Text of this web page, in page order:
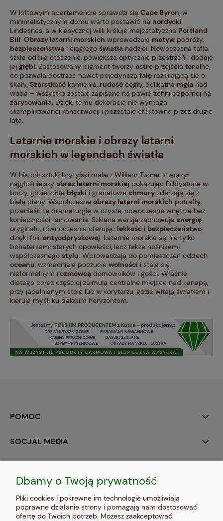
W loftowym apartamencie sprawdzi się Cape Byron, w
minimalistycznym domu warto postawić na nordycki
Lindesnes, a w klasycznej willi króluje majestatyczna Portland
Bill. Obrazy latarni morskich wprowadzają motyw podróży,
bezpieczeństwa i ciągłego światła nadziei. Nowoczesna tafla
szkła odbija otoczenie, powiększa optycznie przestrzeń i dodaje
jej głębi. Zastosowany pigment tworzy ostre przejścia tonalne,
co pozwala dostrzec nawet pojedynczą falę rozbijającą się o
skały. Szorstkość kamienia, rudość cegły, delikatna mgła nad
wodą – wszystko zostaje zapisane na powierzchni odpornej na
zarysowania. Dzięki temu dekoracja nie wymaga
skomplikowanej konserwacji i pozostaje efektowna przez długie
lata.
Latarnie morskie i obrazy latarni
morskich w legendach światła
W historii sztuki brytyjski malarz William Turner stworzył
najgłośniejszy obraz latarni morskiej pokazując Eddystone w
burzy, gdzie żółte błyski i granatowe chmury zderzają się z
bielą piany. Współczesne obrazy latarni morskich potrafią
przenieść tę dramaturgię w czyste, nowoczesne wnętrze bez
konieczności ramowania. Szklana wersja zachowuje energię
oryginału, równocześnie oferując lekkość i bezpieczeństwo
dzięki folii antyodpryskowej. Latarnie morskie są nie tylko
bohaterkami starych opowieści, lecz także nośnikami
współczesnego stylu. Wprowadzają do pomieszczeń oddech
oceanu, wzmacniają poczucie wolności i stają się
nieformalnym rozmówcą domowników i gości. Właśnie
dlatego coraz częściej zajmują centralne miejsce nad kanapą,
przy jadalnianym stole lub w korytarzu, gdzie witają światłem i
kierują myśli ku dalekim horyzontom.
POMOC
SOCJAL MEDIA
INFORMACJE
Dbamy o Twoją prywatność
Pliki cookies i pokrewne im technologie umożliwiają
poprawne działanie strony i pomagają nam dostosować
ofertę do Twoich potrzeb. Możesz zaakceptować